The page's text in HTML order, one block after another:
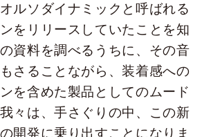
ルソダイナミックと呼ばれる
をリリースしていたことを知
資料を調べるうちに、その音
さることながら、装着感への
を含めた製品としてのムード
々は、手さぐりの中、この新
開発に乗り出すことになりま